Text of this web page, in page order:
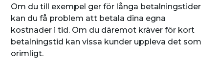
Om du till exempel ger för långa betalningstider
kan du få problem att betala dina egna
kostnader i tid. Om du däremot kräver för kort
betalningstid kan vissa kunder uppleva det som
orimligt.